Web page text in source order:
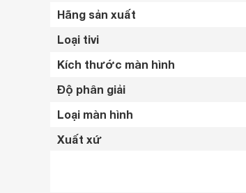
Hãng sản xuất
Loại tivi
Kích thước màn hình
Độ phân giải
Loại màn hình
Xuất xứ